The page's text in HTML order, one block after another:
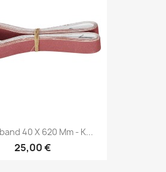
40 X 620 Mm - K...
25,00 €